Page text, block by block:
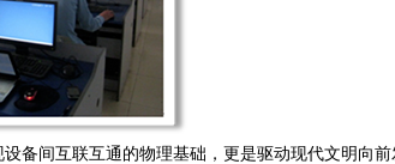
备间互联互通的物理基础，更是驱动现代文明向